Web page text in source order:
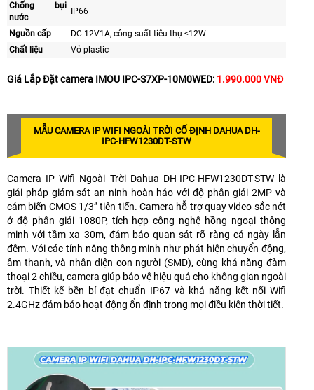
Chống bụi
nước
IP66
Nguồn cấp
DC 12V1A, công suất tiêu thụ <12W
Chất liệu
Vỏ plastic
Giá Lắp Đặt camera IMOU IPC-S7XP-10M0WED: 1.990.000 VNĐ
MẪU CAMERA IP WIFI NGOÀI TRỜI CỐ ĐỊNH DAHUA DH-
IPC-HFW1230DT-STW
Camera IP Wifi Ngoài Trời Dahua DH-IPC-HFW1230DT-STW là
giải pháp giám sát an ninh hoàn hảo với độ phân giải 2MP và
cảm biến CMOS 1/3” tiên tiến. Camera hỗ trợ quay video sắc nét
ở độ phân giải 1080P, tích hợp công nghệ hồng ngoại thông
minh với tầm xa 30m, đảm bảo quan sát rõ ràng cả ngày lẫn
đêm. Với các tính năng thông minh như phát hiện chuyển động,
âm thanh, và nhận diện con người (SMD), cùng khả năng đàm
thoại 2 chiều, camera giúp bảo vệ hiệu quả cho không gian ngoài
trời. Thiết kế bền bỉ đạt chuẩn IP67 và khả năng kết nối Wifi
2.4GHz đảm bảo hoạt động ổn định trong mọi điều kiện thời tiết.